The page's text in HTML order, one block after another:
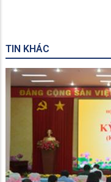
TIN KHÁC